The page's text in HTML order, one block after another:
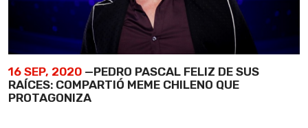
16 SEP, 2020 —PEDRO PASCAL FELIZ DE SUS
RAÍCES: COMPARTIÓ MEME CHILENO QUE
PROTAGONIZA